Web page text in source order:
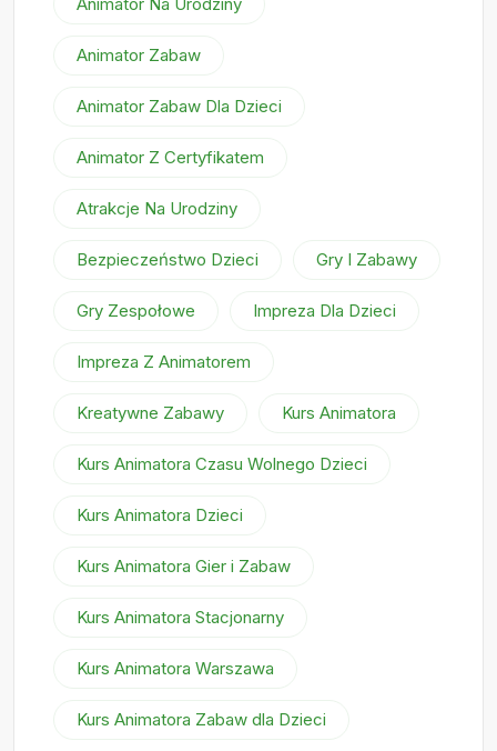
Animator Na Urodziny
Animator Zabaw
Animator Zabaw Dla Dzieci
Animator Z Certyfikatem
Atrakcje Na Urodziny
Bezpieczeństwo Dzieci Gry I Zabawy
Gry Zespołowe Impreza Dla Dzieci
Impreza Z Animatorem
Kreatywne Zabawy Kurs Animatora
Kurs Animatora Czasu Wolnego Dzieci
Kurs Animatora Dzieci
Kurs Animatora Gier i Zabaw
Kurs Animatora Stacjonarny
Kurs Animatora Warszawa
Kurs Animatora Zabaw dla Dzieci